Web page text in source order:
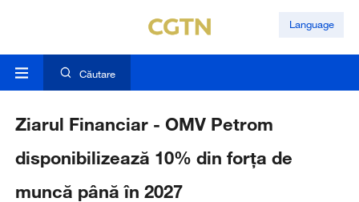
Language
Căutare
Ziarul Financiar - OMV Petrom
disponibilizează 10% din forţa de
muncă până în 2027